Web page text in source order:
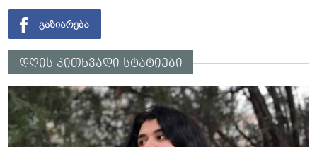
დღის კითხვადი სტატიები